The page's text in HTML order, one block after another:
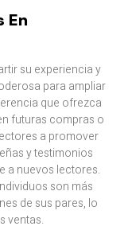
En
su experiencia y
para ampliar
que ofrezca
futuras compras o
a promover
y testimonios
a nuevos lectores.
son más
de sus pares, lo
ventas.​